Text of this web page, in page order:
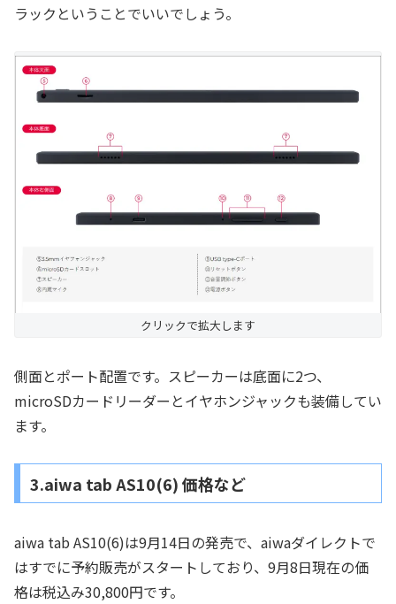
ラックということでいいでしょう。
クリックで拡大します
側面とポート配置です。スピーカーは底面に2つ、
microSDカードリーダーとイヤホンジャックも装備してい
ます。
3.aiwa tab AS10(6) 価格など
aiwa tab AS10(6)は9月14日の発売で、aiwaダイレクトで
はすでに予約販売がスタートしており、9月8日現在の価
格は税込み30,800円です。